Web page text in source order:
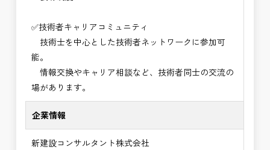
✅技術者キャリアコミュニティ
技術士を中心とした技術者ネットワークに参加可
能。
情報交換やキャリア相談など、技術者同士の交流の
場があります。
企業情報
新建設コンサルタント株式会社